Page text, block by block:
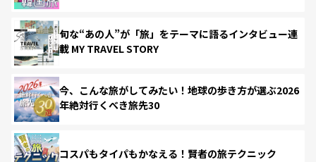
旬な“あの人”が「旅」をテーマに語るインタビュー連
載 MY TRAVEL STORY
今、こんな旅がしてみたい！地球の歩き方が選ぶ2026
年絶対行くべき旅先30
コスパもタイパもかなえる！賢者の旅テクニック